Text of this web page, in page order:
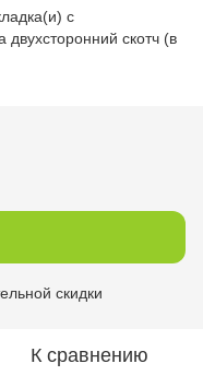
с
скотч (в
скидки
К сравнению